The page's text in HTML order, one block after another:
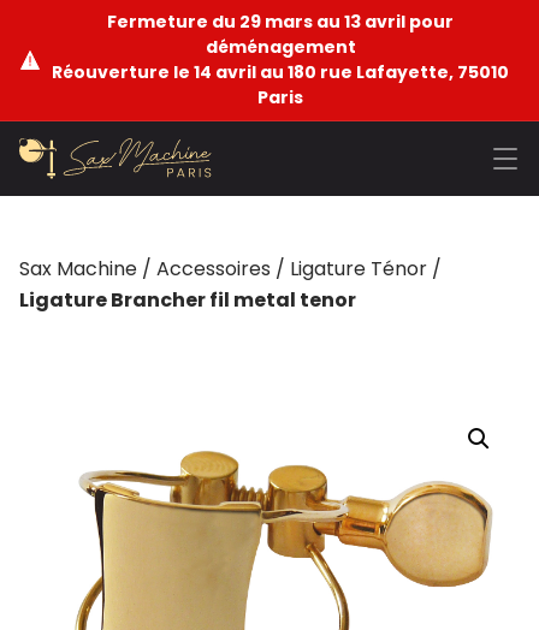
Fermeture du 29 mars au 13 avril pour
déménagement
Réouverture le 14 avril au 180 rue Lafayette, 75010
Paris
Sax Machine / Accessoires / Ligature Ténor /
Ligature Brancher fil metal tenor